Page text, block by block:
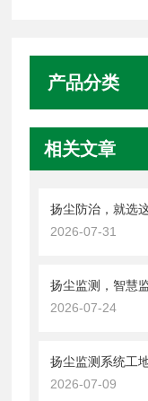
产品分类
相关文章
扬尘防治，就选
2026-07-31
扬尘监测，智慧
2026-07-24
扬尘监测系统工
2026-07-09